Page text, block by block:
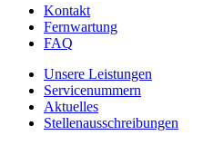
Kontakt
Fernwartung
FAQ
Unsere Leistungen
Servicenummern
Aktuelles
Stellenausschreibungen